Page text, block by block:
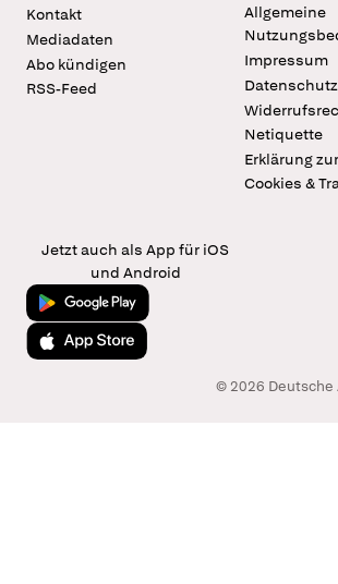
Kontakt
Mediadaten
Abo kündigen
RSS-Feed
Allgemeine
Impressum
Datenschutz
Netiquette
Erklärung
Cookies &
Jetzt auch als App für iOS
und Android
Jetzt bei Google Play
Laden im App Store
© 2026 Deutsche